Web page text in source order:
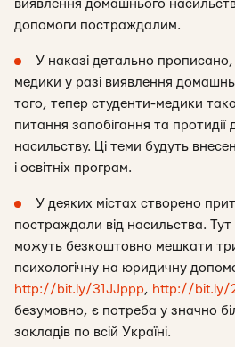
виявлення домашнього
допомоги постраждалим.
У наказі детально
медики у разі виявлення
того, тепер студенти-медики
питання запобігання та
насильству. Ці теми будуть
і освітніх програм.
У деяких містах створено
постраждали від насильства. Тут
можуть безкоштовно мешкати
психологічну на юридичну
http://bit.ly/31JJppp, http://bit.ly/
безумовно, є потреба у значно
закладів по всій Україні.